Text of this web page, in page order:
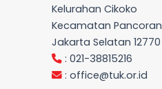
Kelurahan Cikoko
Kecamatan Pancoran
Jakarta Selatan 12770
: 021-38815216
: office@tuk.or.id